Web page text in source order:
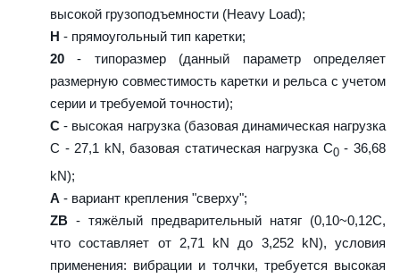
высокой грузоподъемности (Heavy Load);
H - прямоугольный тип каретки;
20 - типоразмер (данный параметр определяет
размерную совместимость каретки и рельса с учетом
серии и требуемой точности);
C - высокая нагрузка (базовая динамическая нагрузка
C - 27,1 kN, базовая статическая нагрузка С0- 36,68
kN);
A - вариант крепления "сверху";
ZB - тяжёлый предварительный натяг (0,10~0,12C,
что составляет от 2,71 kN до 3,252 kN), условия
применения: вибрации и толчки, требуется высокая